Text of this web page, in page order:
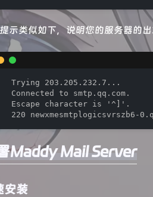
示类似如下，说明您的服务器的
Trying 203.205.232.7...
Connected to smtp.qq.com.
Escape character is '^]'.
220 newxmesmtplogicsvrszb6-
Maddy Mail Server
安装